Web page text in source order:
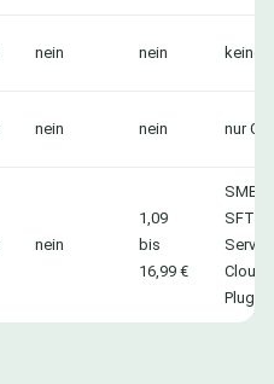
nein nein keine
nein nein nur
nein
1,09
bis
16,99 €
SMB,
SFTP,
Server,
Cloud
Plug-in